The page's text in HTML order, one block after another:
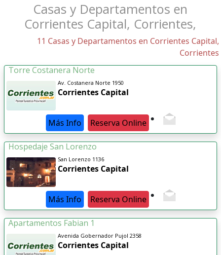
Casas y Departamentos en
Corrientes Capital, Corrientes,
11 Casas y Departamentos en Corrientes Capital,
Corrientes
Torre Costanera Norte
Av. Costanera Norte 1950
Corrientes Capital
Más Info Reserva Online
Hospedaje San Lorenzo
San Lorenzo 1136
Corrientes Capital
Más Info Reserva Online
Apartamentos Fabian 1
Avenida Gobernador Pujol 2358
Corrientes Capital